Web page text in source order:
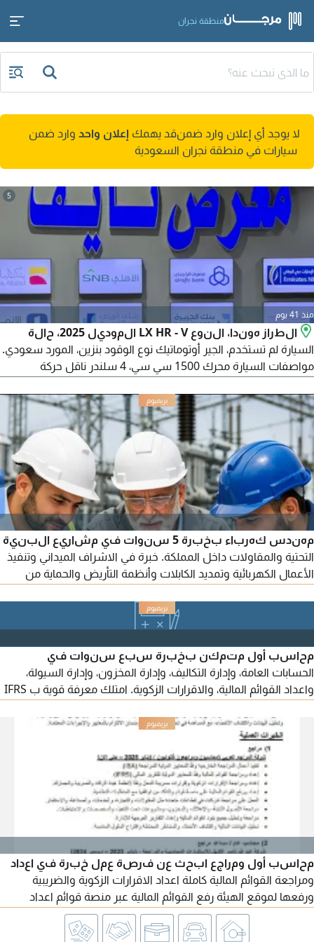
منطقة نجران
لا يوجد أي إعلان وارد ضمنقد يهمك إعلان واحد وارد ضمن
سيارات في منطقة نجران السعودية
5
منذ 41 يوم
الطراز هوندا، النوع LX HR - V الموديل 2025، حالة
السيارة لم تستخدم، الجير أوتوماتيك نوع الوقود بنزين، المورد سعودي.
مواصفات السيارة محرك 1500 سي سي، 4 سلندر ناقل حركة
مقاس 17، دخول ذكي، تشغيل ذكي
مهندس كهرباء بخبرة 5 سنوات في مشاريع البنية
التحتية والمقاولات داخل المملكة. خبرة في الاشراف الميداني وتنفيذ
الأعمال الكهربائية وتمديد الكابلات وأنظمة التأريض والحماية من
كبرى منها حديقة الملك سلمان ومشروع روشن السكني. أجيد
استخدام AutoCAD وExcel واعداد التقارير الفنية مع الالتزام بمعايير
محاسب أول متمكن بخبرة سبع سنوات في
الحسابات العامة، وإدارة التكاليف، وإدارة المخزون، وإدارة السيولة،
واعداد القوائم المالية، والاقرارات الزكوية. امتلك معرفة قوية ب IFRS
وCMA، مهارات قوية في التحليل المالي واعداد مؤشرات الأداء (KPIs)
أجيد استخدام Power BI وMicrosoft Office وأنظمة ERP، واجادة
وتحسين الكفاءة التشغيلية. جاهز للنقل
محاسب أول ومراجع ابحث عن فرصة عمل خبرة في اعداد
ومراجعة القوائم المالية كاملة اعداد الاقرارات الزكوية والضريبية
ورفعها لموقع الهيئة رفع القوائم المالية عبر منصة قوائم اعداد
القيود المحاسبية والتسويات البنكية والإقفالات الشهرية والسنوية
اعداد التقارير المالية تقييم الرقابة الداخلية تنفيذ جميع عمليات